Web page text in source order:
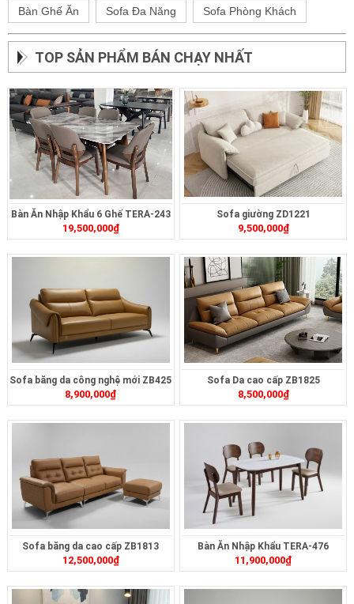
Bàn Ghế Ăn Sofa Đa Năng Sofa Phòng Khách
TOP SẢN PHẨM BÁN CHẠY NHẤT
Bàn Ăn Nhập Khẩu 6 Ghế TERA-243
19,500,000₫
Sofa giường ZD1221
9,500,000₫
Sofa băng da công nghệ mới ZB425
8,900,000₫
Sofa Da cao cấp ZB1825
8,500,000₫
Sofa băng da cao cấp ZB1813
12,500,000₫
Bàn Ăn Nhập Khẩu TERA-476
11,900,000₫